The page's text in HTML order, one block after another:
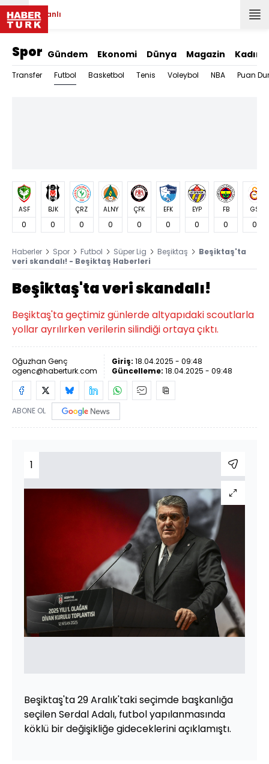
Canlı
Spor Gündem Ekonomi Dünya Magazin Kadın
Transfer Futbol Basketbol Tenis Voleybol NBA Puan
ASF
0
BJK
0
ÇRZ
0
ALNY
0
ÇFK
0
EFK
0
EYP
0
FB
0
GS
0
Haberler Spor Futbol Süper Lig Beşiktaş
Beşiktaş'ta
veri skandalı! - Beşiktaş Haberleri
Beşiktaş'ta veri skandalı!
Beşiktaş'ta geçtimiz günlerde altyapıdaki scoutlarla
yollar ayrılırken verilerin silindiği ortaya çıktı.
Oğuzhan Genç
ogenc@haberturk.com
Giriş: 18.04.2025 - 09:48
Güncelleme: 18.04.2025 - 09:48
ABONE OL
1
Beşiktaş'ta 29 Aralık'taki seçimde başkanlığa
seçilen Serdal Adalı, futbol yapılanmasında
köklü bir değişikliğe gideceklerini açıklamıştı.